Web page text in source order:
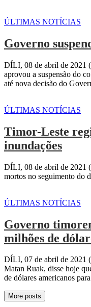
ÚLTIMAS NOTÍCIAS
Governo
DÍLI, 08 de abril de 2021
aprovou a suspensão do
até nova decisão do
ÚLTIMAS NOTÍCIAS
Timor-Leste
inundações
DÍLI, 08 de abril de 2021
mortos no seguimento do
ÚLTIMAS NOTÍCIAS
Governo
milhões de
DÍLI, 07 de abril de 2021
Matan Ruak, disse hoje
de dólares americanos
More posts